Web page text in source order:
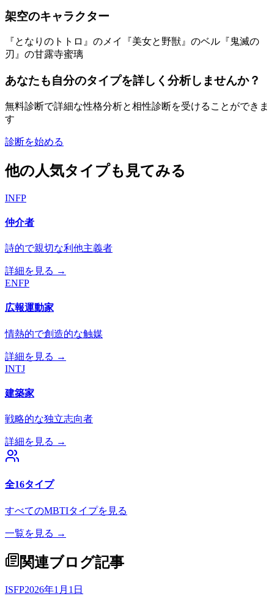
架空のキャラクター
『となりのトトロ』のメイ 『美女と野獣』のベル 『鬼滅の
刃』の甘露寺蜜璃
あなたも自分のタイプを詳しく分析しませんか？
無料診断で詳細な性格分析と相性診断を受けることができま
す
診断を始める
他の人気タイプも見てみる
INFP
仲介者
詩的で親切な利他主義者
詳細を見る →
ENFP
広報運動家
情熱的で創造的な触媒
詳細を見る →
INTJ
建築家
戦略的な独立志向者
詳細を見る →
全16タイプ
すべてのMBTIタイプを見る
一覧を見る →
関連ブログ記事
ISFP2026年1月1日